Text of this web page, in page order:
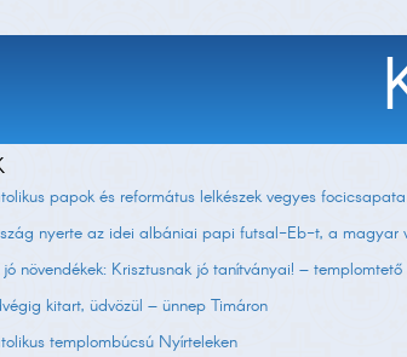
papok és református lelkészek vegyes focicsapata
nyerte az idei albániai papi futsal-Eb-t, a magyar
jó növendékek: Krisztusnak jó tanítványai! –
kitart, üdvözül – ünnep Timáron
templombúcsú Nyírteleken